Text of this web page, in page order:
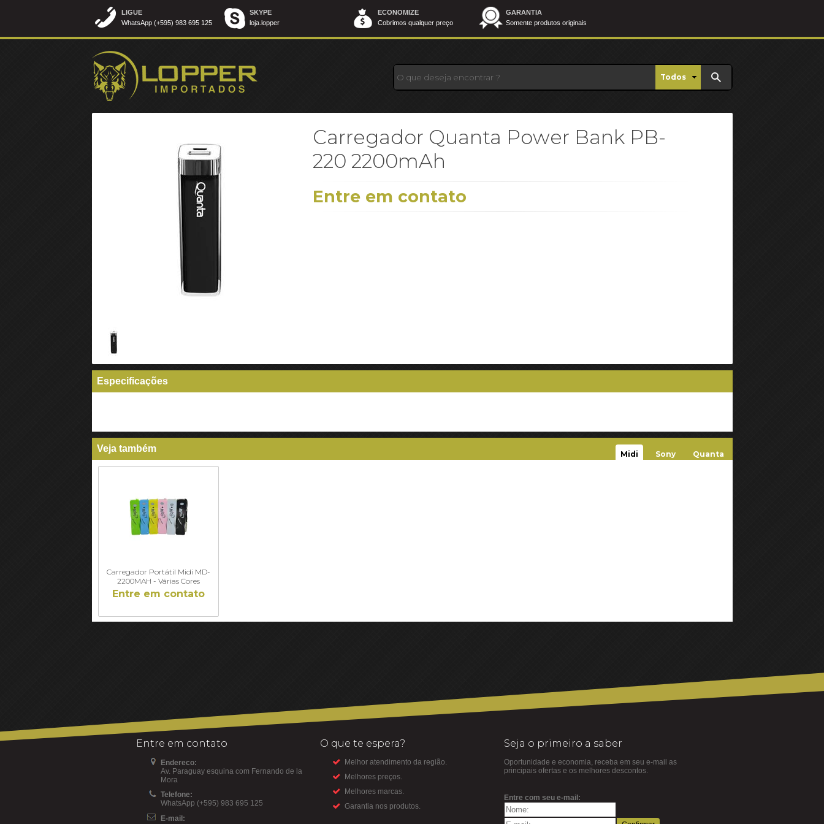
LIGUE
WhatsApp (+595) 983 695 125
SKYPE
loja.lopper
ECONOMIZE
Cobrimos qualquer preço
GARANTIA
Somente produtos originais
Todos
Carregador Quanta Power Bank PB-
220 2200mAh
Entre em contato
Especificações
Veja também
Midi Sony Quanta
Carregador Portátil Midi MD-
2200MAH - Várias Cores
Entre em contato
Entre em contato
Endereco:
Av. Paraguay esquina com Fernando de la
Mora
Telefone:
WhatsApp (+595) 983 695 125
E-mail:
O que te espera?
Melhor atendimento da região.
Melhores preços.
Melhores marcas.
Garantia nos produtos.
Seja o primeiro a saber
Oportunidade e economia, receba em seu e-mail as
principais ofertas e os melhores descontos.
Entre com seu e-mail: